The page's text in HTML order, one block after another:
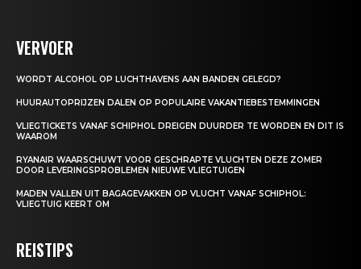
VERVOER
WORDT ALCOHOL OP LUCHTHAVENS AAN BANDEN GELEGD?
HUURAUTOPRIJZEN DALEN OP POPULAIRE VAKANTIEBESTEMMINGEN
VLIEGTICKETS VANAF SCHIPHOL DREIGEN DUURDER TE WORDEN EN DIT IS
WAAROM
RYANAIR WAARSCHUWT VOOR GESCHRAPTE VLUCHTEN DEZE ZOMER
DOOR LEVERINGSPROBLEMEN NIEUWE VLIEGTUIGEN
MADEN VALLEN UIT BAGAGEVAKKEN OP VLUCHT VANAF SCHIPHOL:
VLIEGTUIG KEERT OM
REISTIPS